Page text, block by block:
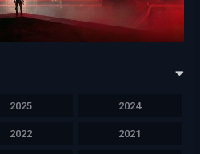
2025 2024
2022 2021